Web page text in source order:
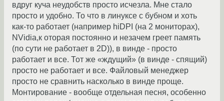
вдруг куча неудобств просто исчезла. Мне стало
просто и удобно. То что в линуксе с бубном и хоть
как-то работает (например hiDPI (на 2 мониторах),
NVidia,к оторая постоянно и незачем греет память
(по сути не работает в 2D)), в винде - просто
работает и все. Тот же «ждущий» (в винде - спящий)
просто не работает и все. Файловый менеджер
просто не сравнить насколько в винде проще.
Монтирование - вообще отдельная песня, особенно